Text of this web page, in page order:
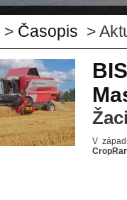
> Časopis >
V